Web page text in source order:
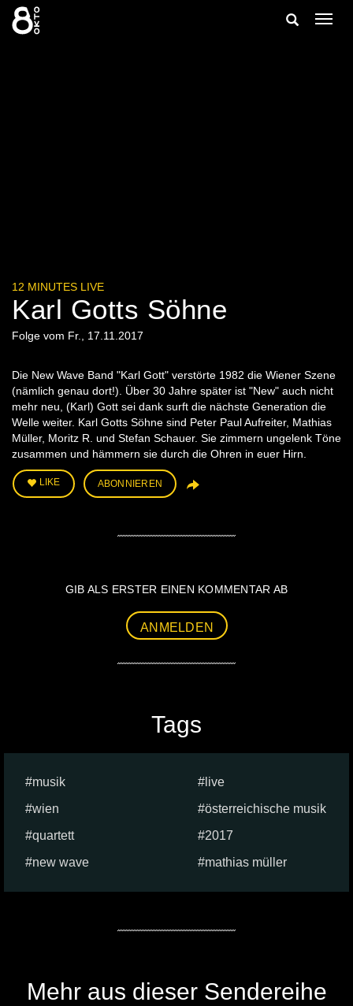
Zum
Inhalt
springen
Suche
12 MINUTES LIVE
Karl Gotts Söhne
Folge vom Fr., 17.11.2017
Die New Wave Band "Karl Gott" verstörte 1982 die Wiener Szene
(nämlich genau dort!). Über 30 Jahre später ist "New" auch nicht
mehr neu, (Karl) Gott sei dank surft die nächste Generation die
Welle weiter. Karl Gotts Söhne sind Peter Paul Aufreiter, Mathias
Müller, Moritz R. und Stefan Schauer. Sie zimmern ungelenk Töne
zusammen und hämmern sie durch die Ohren in euer Hirn.
LIKE ABONNIEREN
GIB ALS ERSTER EINEN KOMMENTAR AB
ANMELDEN
Tags
musik
live
wien
österreichische musik
quartett
2017
new wave
mathias müller
Mehr aus dieser Sendereihe